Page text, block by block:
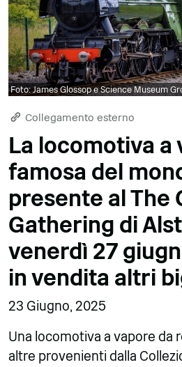
Foto: James Glossop e Science Museum
Collegamento esterno
La locomotiva a
famosa del
presente al The
Gathering di
venerdì 27
in vendita altri
23 Giugno, 2025
Una locomotiva a vapore da
altre provenienti dalla